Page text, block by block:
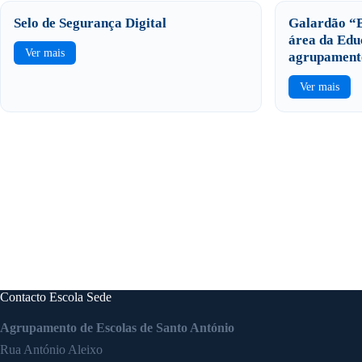
Selo de Segurança Digital
Ver mais
Galardão
área da
Ver mais
Contacto Escola Sede
Agrupamento de Escolas de Santo António
Rua António Aleixo